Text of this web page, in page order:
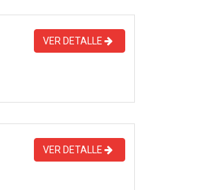
VER DETALLE
VER DETALLE